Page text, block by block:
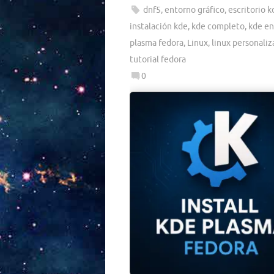
dnf5,entorno gráfico,escritorio
instalación kde, kde completo, kde
plasma fedora, Linux, linux
tutorial fedora
0